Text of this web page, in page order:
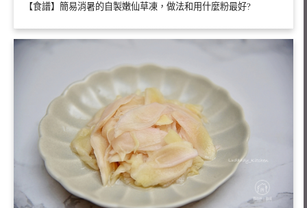
【食譜】簡易消暑的自製嫩仙草凍，做法和用什麼粉最好?